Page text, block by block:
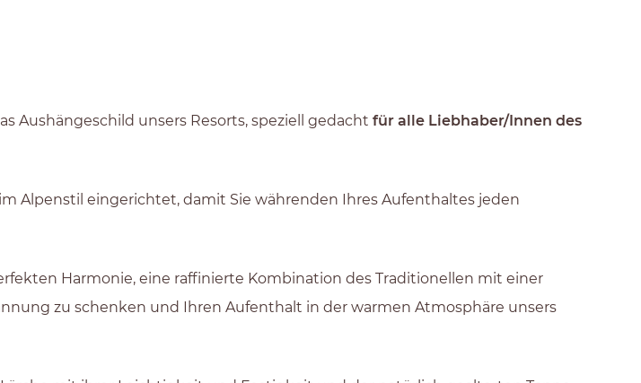
Aushängeschild unsers Resorts, speziell gedacht für alle Liebhaber/Innen des
Alpenstil eingerichtet, damit Sie währenden Ihres Aufenthaltes jeden
Harmonie, eine raffinierte Kombination des Traditionellen mit einer
zu schenken und Ihren Aufenthalt in der warmen Atmosphäre unsers